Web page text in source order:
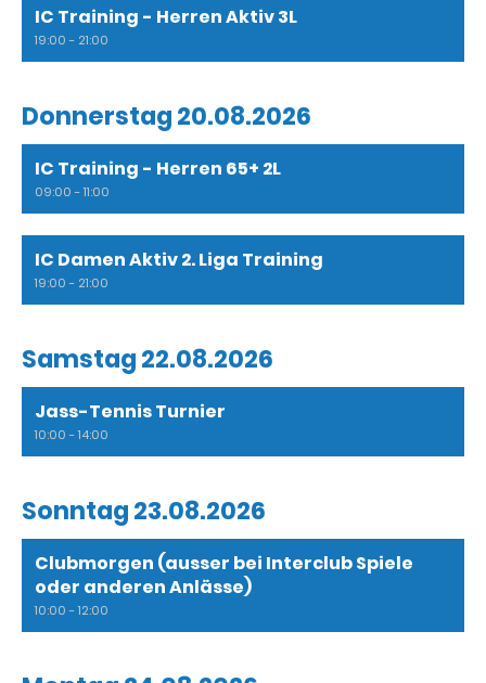
IC Training - Herren Aktiv 3L
19:00 - 21:00
Donnerstag 20.08.2026
IC Training - Herren 65+ 2L
09:00 - 11:00
IC Damen Aktiv 2. Liga Training
19:00 - 21:00
Samstag 22.08.2026
Jass-Tennis Turnier
10:00 - 14:00
Sonntag 23.08.2026
Clubmorgen (ausser bei Interclub Spiele
oder anderen Anlässe)
10:00 - 12:00